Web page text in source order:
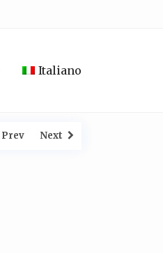
Italiano
Prev Next